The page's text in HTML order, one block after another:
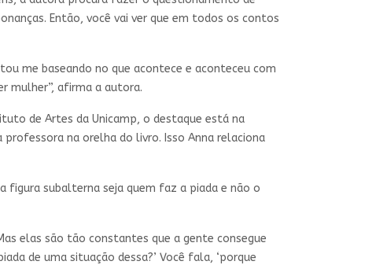
Então, você vai ver que em todos os contos
me baseando no que acontece e aconteceu com
mulher”, afirma a autora.
de Artes da Unicamp, o destaque está na
na orelha do livro. Isso Anna relaciona
figura subalterna seja quem faz a piada e não o
elas são tão constantes que a gente consegue
de uma situação dessa?’ Você fala, ‘porque